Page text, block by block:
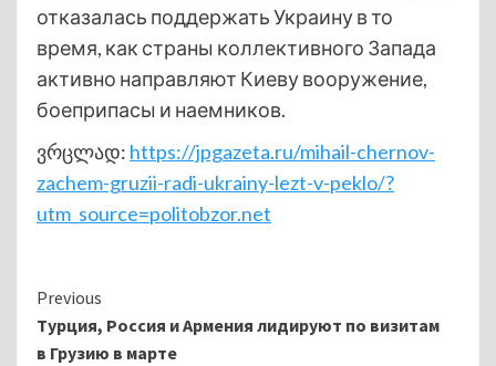
отказалась поддержать Украину в то
время, как страны коллективного Запада
активно направляют Киеву вооружение,
боеприпасы и наемников.
ვრცლად: https://jpgazeta.ru/mihail-chernov-
zachem-gruzii-radi-ukrainy-lezt-v-peklo/?
utm_source=politobzor.net
Continue
Reading
Previous
Турция, Россия и Армения лидируют по визитам
в Грузию в марте